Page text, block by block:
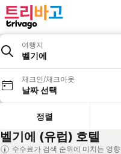
여행지
벨기에
체크인/체크아웃
날짜 선택
정렬
벨기에 (유럽) 호텔
수수료가 검색 순위에 미치는 영향